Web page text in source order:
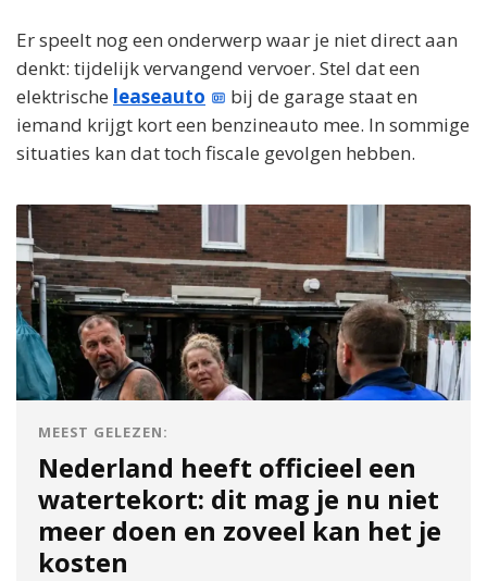
Er speelt nog een onderwerp waar je niet direct aan
denkt: tijdelijk vervangend vervoer. Stel dat een
elektrische leaseauto
bij de garage staat en
iemand krijgt kort een benzineauto mee. In sommige
situaties kan dat toch fiscale gevolgen hebben.
MEEST GELEZEN:
Nederland heeft officieel een
watertekort: dit mag je nu niet
meer doen en zoveel kan het je
kosten